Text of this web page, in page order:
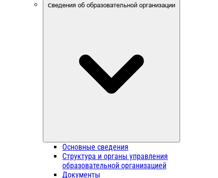
Сведения об образовательной организации
Основные сведения
Структура и органы управления
образовательной организацией
Документы